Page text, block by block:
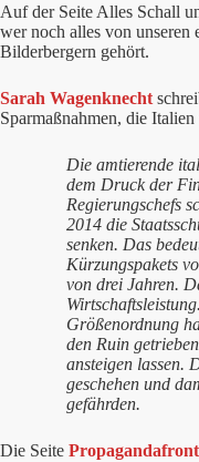
Auf der Seite Alles Schall
wer noch alles von unseren
Bilderbergern gehört.
Sarah Wagenknecht
Sparmaßnahmen, die
Die amtierende
dem Druck der
Regierungschefs
2014 die
senken. Das
Kürzungspakets
von drei Jahren.
Größenordnung
den Ruin
ansteigen lassen.
geschehen und
gefährden.
Die Seite Propagandafront